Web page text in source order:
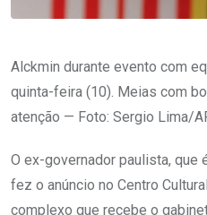
Alckmin durante evento com
quinta-feira (10). Meias com
atenção — Foto: Sergio Lima/
O ex-governador paulista, que
fez o anúncio no Centro
complexo que recebe o